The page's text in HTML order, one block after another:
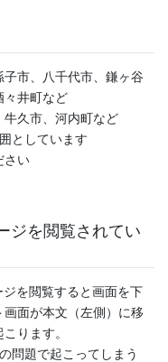
子市、八千代市、鎌ヶ谷
々井町など
牛久市、河内町など
としています
さい
ジを閲覧されてい
を閲覧すると画面を下
面が本文（左側）に移
ります。
問題で起こってしまう